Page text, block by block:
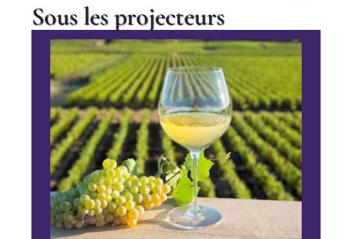
Sous les projecteurs